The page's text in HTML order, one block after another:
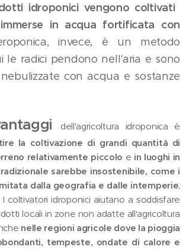
idroponici vengono coltivati
in acqua fortificata con
invece, è un metodo
le radici pendono nell'aria e sono
con acqua e sostanze
dell'agricoltura idroponica è
la coltivazione di grandi quantità di
relativamente piccolo e in luoghi in
sarebbe insostenibile, come i
dalla geografia e dalle intemperie,
I coltivatori idroponici aiutano a soddisfare
locali in zone non adatte all'agricoltura
nelle regioni agricole dove la pioggia
tempeste, ondate di calore e